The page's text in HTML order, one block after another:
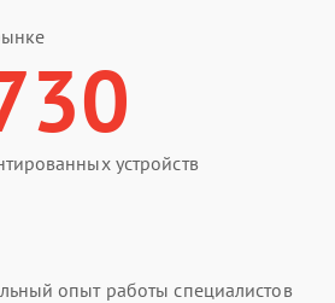
устройств
опыт работы специалистов